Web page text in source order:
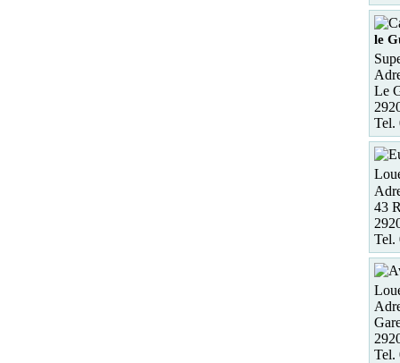
le
Le
Tel.
43
Tel.
Tel.